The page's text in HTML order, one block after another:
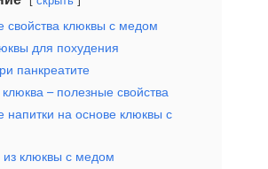
свойства клюквы с медом
для похудения
панкреатите
– полезные свойства
напитки на основе клюквы с
клюквы с медом